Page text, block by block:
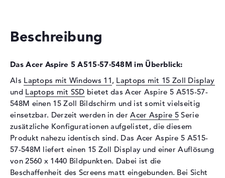
Optische Speicher
Display-Typ
15,6" TFT
Max. Auflösung
2560 x 1440
Auflösungstyp
2K WQHD
Besonderheiten
Display, matt, LED-
Hintergrundbeleuchtung, IPS
Panel
Audio
Beschreibung
Das Acer Aspire 5 A515-57-548M im Überblick:
Als Laptops mit Windows 11, Laptops mit 15 Zoll Display
und Laptops mit SSD bietet das Acer Aspire 5 A515-57-
548M einen 15 Zoll Bildschirm und ist somit vielseitig
einsetzbar. Derzeit werden in derAcer Aspire 5 Serie
zusätzliche Konfigurationen aufgelistet, die diesem
Produkt nahezu identisch sind. Das Acer Aspire 5 A515-
57-548M liefert einen 15 Zoll Display und einer Auflösung
von 2560 x 1440 Bildpunkten. Dabei ist die
Beschaffenheit des Screens matt eingebunden. Bei Sicht